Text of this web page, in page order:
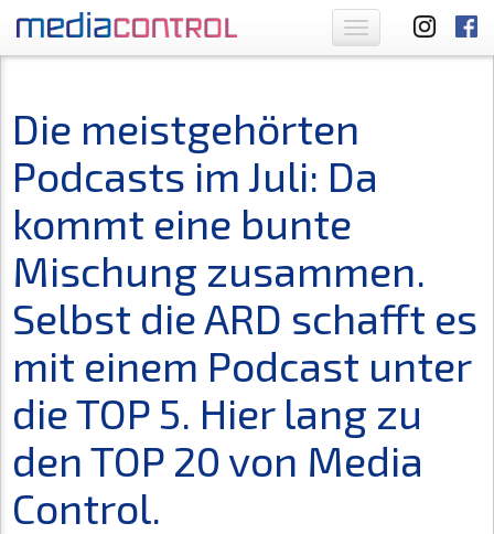
Toggle
navigation
Die meistgehörten
Podcasts im Juli: Da
kommt eine bunte
Mischung zusammen.
Selbst die ARD schafft es
mit einem Podcast unter
die TOP 5. Hier lang zu
den TOP 20 von Media
Control.